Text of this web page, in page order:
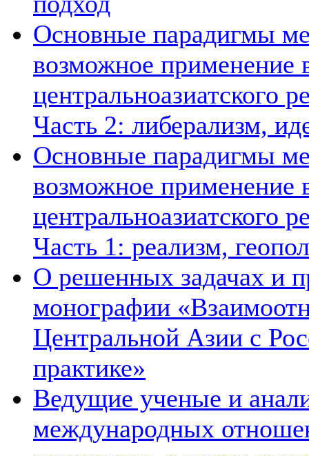
Основные парадигмы
возможное применение
центральноазиатского
Часть 2: либерализм,
Основные парадигмы
возможное применение
центральноазиатского
Часть 1: реализм,
О решенных задачах и
монографии
Центральной Азии с
практике»
Ведущие ученые и
международных